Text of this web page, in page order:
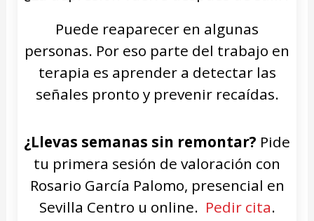
Puede reaparecer en algunas
personas. Por eso parte del trabajo en
terapia es aprender a detectar las
señales pronto y prevenir recaídas.
¿Llevas semanas sin remontar? Pide
tu primera sesión de valoración con
Rosario García Palomo, presencial en
Sevilla Centro u online. Pedir cita.